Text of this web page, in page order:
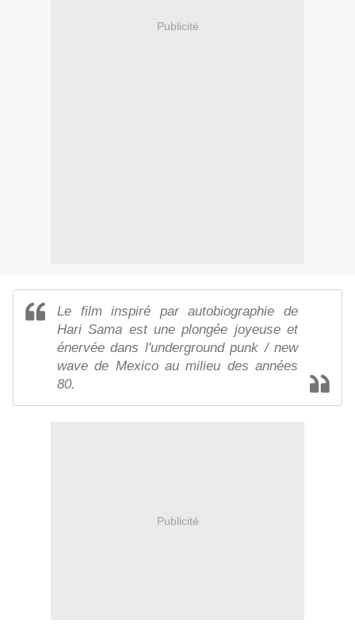
Publicité
Le film inspiré par autobiographie de
Hari Sama est une plongée joyeuse et
énervée dans l'underground punk / new
wave de Mexico au milieu des années
80.
Publicité